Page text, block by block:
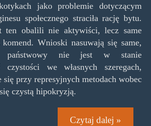
jako problemie dotyczącym
społecznego straciła rację bytu.
ten obalili nie aktywiści, lecz same
komend. Wnioski nasuwają się same,
państwowy nie jest w stanie
czystości we własnych szeregach,
się przy represyjnych metodach wobec
czystą hipokryzją.
Czytaj dalej »